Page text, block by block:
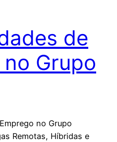
de
Grupo
no Grupo
Remotas, Híbridas e